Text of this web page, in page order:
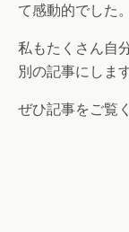
て感動的でした
私もたくさん自
別の記事にしま
ぜひ記事をご覧